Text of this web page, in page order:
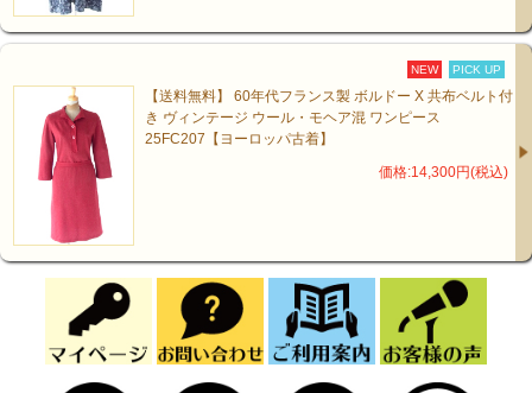
NEW PICK UP
【送料無料】 60年代フランス製 ボルドー X 共布ベルト付
き ヴィンテージ ウール・モヘア混 ワンピース
25FC207【ヨーロッパ古着】
価格:14,300円(税込)